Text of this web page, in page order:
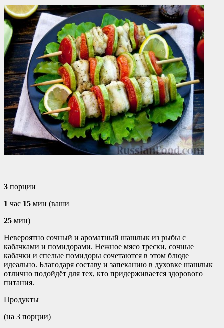
3 порции
1 час 15 мин (ваши
25 мин)
Невероятно сочный и ароматный шашлык из рыбы с
кабачками и помидорами. Нежное мясо трески, сочные
кабачки и спелые помидоры сочетаются в этом блюде
идеально. Благодаря составу и запеканию в духовке шашлык
отлично подойдёт для тех, кто придерживается здорового
питания.
Продукты
(на 3 порции)